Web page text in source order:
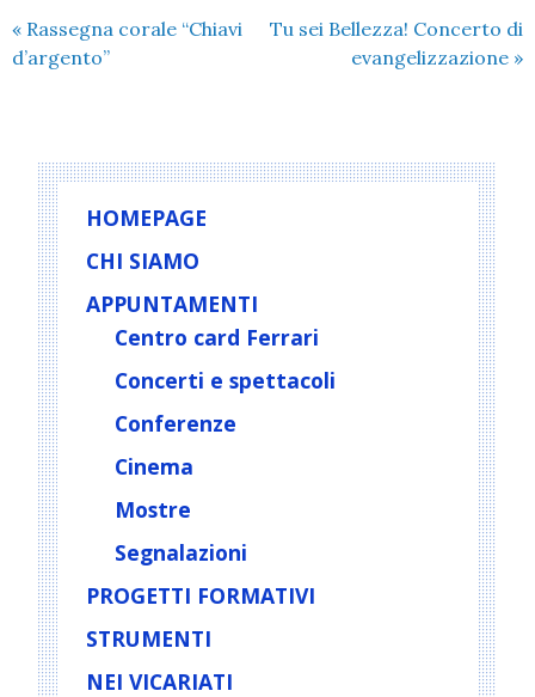
« Rassegna corale “Chiavi
d’argento”
Tu sei Bellezza! Concerto di
evangelizzazione »
HOMEPAGE
CHI SIAMO
APPUNTAMENTI
Centro card Ferrari
Concerti e spettacoli
Conferenze
Cinema
Mostre
Segnalazioni
PROGETTI FORMATIVI
STRUMENTI
NEI VICARIATI